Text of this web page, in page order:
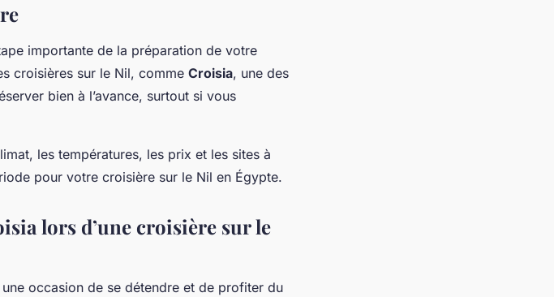
importante de la préparation de votre
croisières sur le Nil, comme Croisia, une des
bien à l’avance, surtout si vous
les températures, les prix et les sites à
pour votre croisière sur le Nil en Égypte.
lors d’une croisière sur le
occasion de se détendre et de profiter du